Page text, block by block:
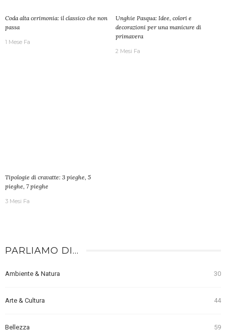
Coda alta cerimonia: il classico che non
passa
1 Mese Fa
Unghie Pasqua: Idee, colori e
decorazioni per una manicure di
primavera
2 Mesi Fa
Tipologie di cravatte: 3 pieghe, 5
pieghe, 7 pieghe
3 Mesi Fa
PARLIAMO DI…
Ambiente & Natura 30
Arte & Cultura 44
Bellezza 59